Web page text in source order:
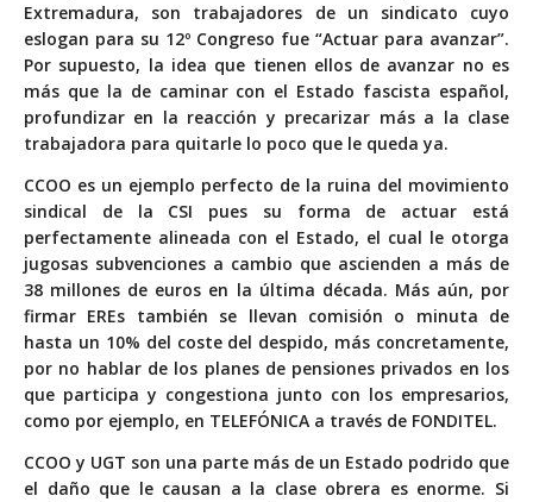
Extremadura, son trabajadores de un sindicato cuyo
eslogan para su 12º Congreso fue “Actuar para avanzar”.
Por supuesto, la idea que tienen ellos de avanzar no es
más que la de caminar con el Estado fascista español,
profundizar en la reacción y precarizar más a la clase
trabajadora para quitarle lo poco que le queda ya.
CCOO es un ejemplo perfecto de la ruina del movimiento
sindical de la CSI pues su forma de actuar está
perfectamente alineada con el Estado, el cual le otorga
jugosas subvenciones a cambio que ascienden a más de
38 millones de euros en la última década. Más aún, por
firmar EREs también se llevan comisión o minuta de
hasta un 10% del coste del despido, más concretamente,
por no hablar de los planes de pensiones privados en los
que participa y congestiona junto con los empresarios,
como por ejemplo, en TELEFÓNICA a través de FONDITEL.
CCOO y UGT son una parte más de un Estado podrido que
el daño que le causan a la clase obrera es enorme. Si